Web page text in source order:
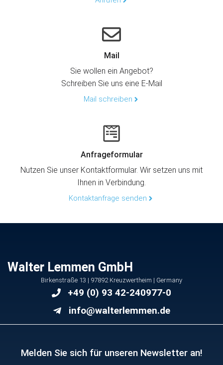
Mail
Sie wollen ein Angebot?
Schreiben Sie uns eine E-Mail
Mail schreiben
Anfrageformular
Nutzen Sie unser Kontaktformular. Wir setzen uns mit
Ihnen in Verbindung.
Kontaktanfrage senden
Walter Lemmen GmbH
Birkenstraße 13 | 97892 Kreuzwertheim | Germany
+49 (0) 93 42-240977-0
info@walterlemmen.de
Melden Sie sich für unseren Newsletter an!